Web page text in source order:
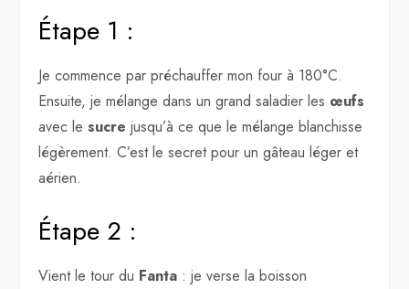
Étape 1 :
Je commence par préchauffer mon four à 180°C.
Ensuite, je mélange dans un grand saladier les œufs
avec lesucre jusqu’à ce que le mélange blanchisse
légèrement. C’est le secret pour un gâteau léger et
aérien.
Étape 2 :
Vient le tour du Fanta : je verse la boisson